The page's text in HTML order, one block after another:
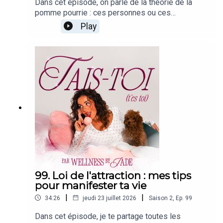
Dans cet épisode, on parle de la théorie de la
pomme pourrie : ces personnes ou ces
environnements qui finissent par contaminer
notre bien-être, notre confiance en nous et notre
comprendre leur impact et savoir quand il est
temps de s'éloigner pour se retrouver.IG/TikTok :
@wellnessbyjade
Play
99. Loi de l'attraction : mes tips
pour manifester ta vie
34:26 | jeudi 23 juillet 2026 | Saison 2 Ep. 99
Dans cet épisode, je te partage toutes les